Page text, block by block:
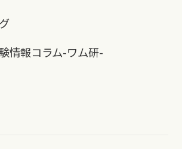
情報コラム-ワム研-